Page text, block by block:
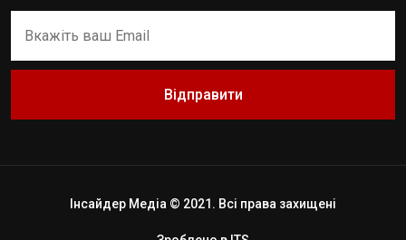
Відправити
Інсайдер Медіа © 2021. Всі права захищені